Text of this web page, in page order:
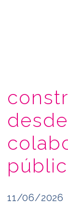
11/06/2026